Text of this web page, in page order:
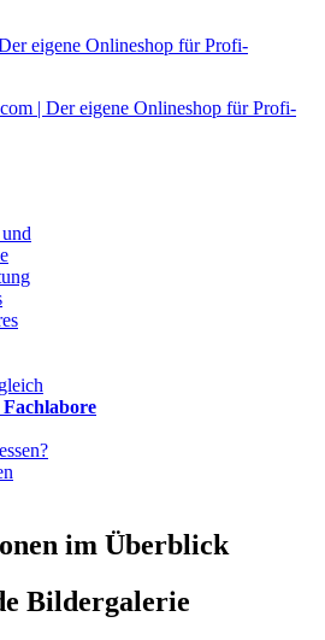
Fachlabore
im Überblick
Bildergalerie